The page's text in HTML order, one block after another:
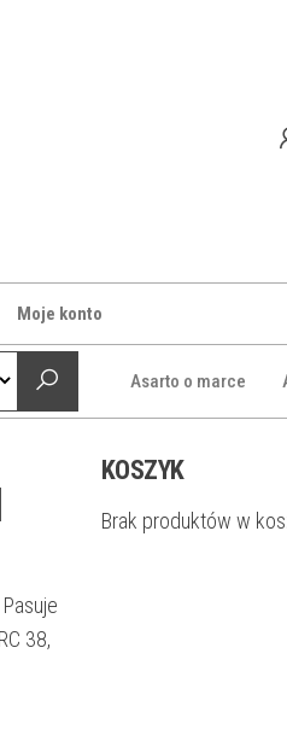
Moje konto
Asarto o marce
38,
KOSZYK
Brak produktów w